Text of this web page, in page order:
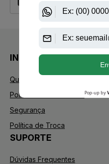
INSTITUCIONAL
Quem Somos
Política de Privacidade
Segurança
Política de Troca
SUPORTE
Dúvidas Frequentes